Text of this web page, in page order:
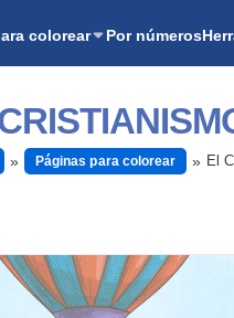
colorear Por números
Páginas para colorear El